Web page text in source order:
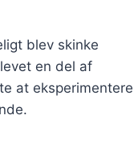
blev skinke
en del af
at eksperimentere